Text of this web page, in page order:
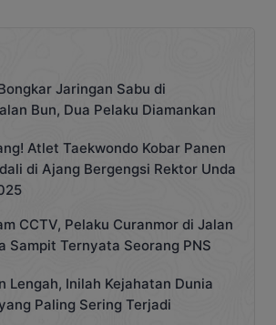
Jaringan Sabu di
Bun, Dua Pelaku Diamankan
Atlet Taekwondo Kobar Panen
di Ajang Bergengsi Rektor Unda
CCTV, Pelaku Curanmor di Jalan
Sampit Ternyata Seorang PNS
Lengah, Inilah Kejahatan Dunia
Paling Sering Terjadi